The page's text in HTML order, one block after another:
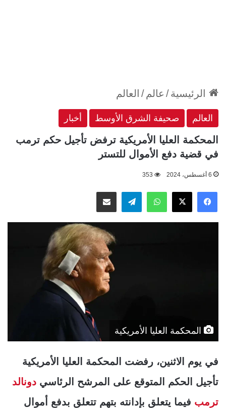
الرئيسية/ عالم / العالم
العالم صحيفة الشرق الأوسط أخبار
المحكمة العليا الأمريكية ترفض تأجيل حكم ترمب
في قضية دفع الأموال للتستر
6 أغسطس، 2024 353
فيسبوك
‫X واتسابتيلقراممشاركة عبر البريد
المحكمة العليا الأمريكية
في يوم الاثنين، رفضت المحكمة العليا الأمريكية
تأجيل الحكم المتوقع على المرشح الرئاسي دونالد
ترمب فيما يتعلق بإدانته بتهم تتعلق بدفع أموال